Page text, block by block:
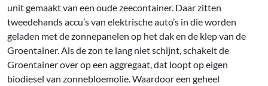
unit gemaakt van een oude zeecontainer. Daar zitten
tweedehands accu’s van elektrische auto’s in die worden
geladen met de zonnepanelen op het dak en de klep van de
Groentainer. Als de zon te lang niet schijnt, schakelt de
Groentainer over op een aggregaat, dat loopt op eigen
biodiesel van zonnebloemolie. Waardoor een geheel